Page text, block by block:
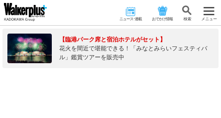
ニュース･連載 おでかけ情報 検 索 メニュー
【臨港パーク席と宿泊ホテルがセット】
花火を間近で堪能できる！「みなとみらいフェスティバ
ル」鑑賞ツアーを販売中